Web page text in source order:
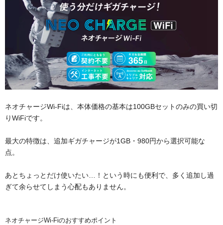
ネオチャージWi-Fiは、本体価格の基本は100GBセットのみの買い切
りWiFiです。
最大の特徴は、追加ギガチャージが1GB・980円から選択可能な
点。
あとちょっとだけ使いたい…！という時にも便利で、多く追加し過
ぎて余らせてしまう心配もありません。
ネオチャージWi-Fiのおすすめポイント